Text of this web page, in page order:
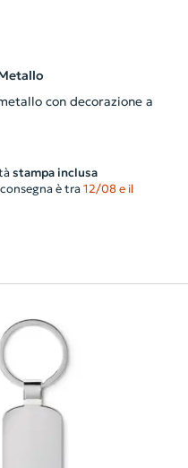
con decorazione a
stampa inclusa
è tra 12/08 e il